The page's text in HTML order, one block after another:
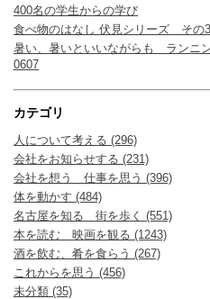
400名の学生からの学び
食べ物のはなし 伏見シリーズ その
暑い、暑いといいながらも ランニ
0607
カテゴリ
人について考える (296)
会社をお知らせする (231)
会社を想う 仕事を思う (396)
体を動かす (484)
名古屋を知る 街を歩く (551)
本を読む 映画を観る (1243)
酒を飲む、肴を食らう (267)
これからを思う (456)
未分類 (35)